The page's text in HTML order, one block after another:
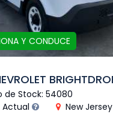
Y CONDUCE
de Stock: 54080
New Jersey